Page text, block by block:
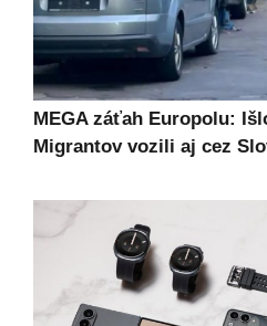
MEGA záťah Europolu:
Migrantov vozili aj cez